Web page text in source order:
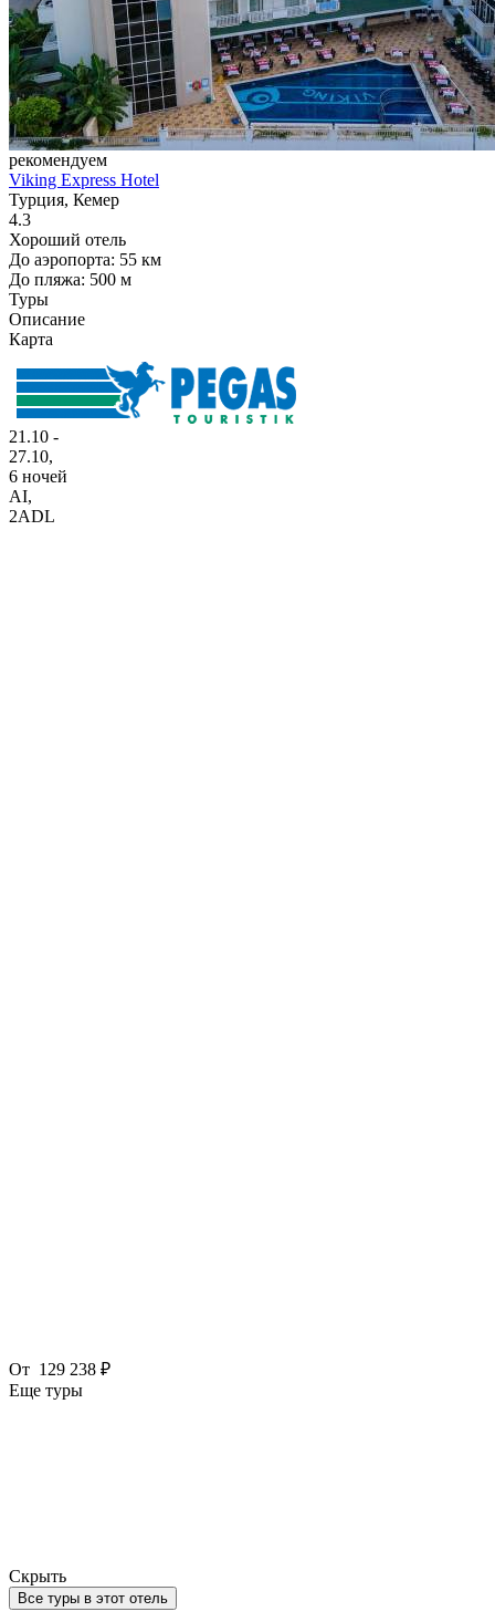
рекомендуем
Viking Express Hotel
Турция, Кемер
4.3
Хороший отель
До аэропорта: 55 км
До пляжа: 500 м
Туры
Описание
Карта
21.10 -
27.10,
6 ночей
AI,
2ADL
От 129 238 ₽
Еще туры
Скрыть
Все туры в этот отель